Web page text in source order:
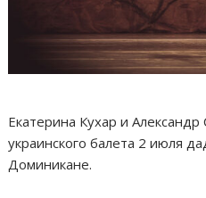
Екатерина Кухар и
украинского балета 2 июля
Доминикане.